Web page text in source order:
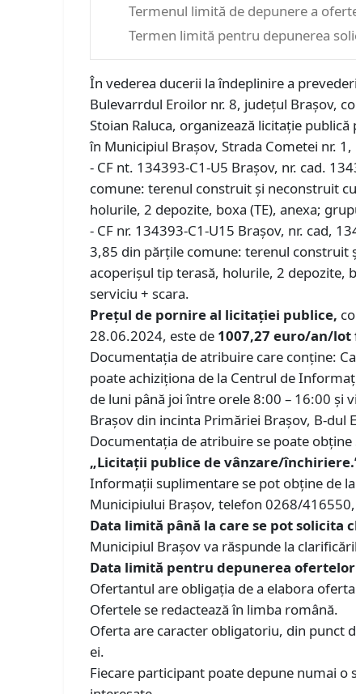
Termenul limită de depunere a
Termen limită pentru depunerea
În vederea ducerii la îndeplinire a
Bulevarrdul Eroilor nr. 8, județul Brașov,
Stoian Raluca, organizează licitație
în Municipiul Brașov, Strada Cometei nr.
- CF nt. 134393-C1-U5 Brașov, nr. cad.
comune: terenul construit și neconstruit
holurile, 2 depozite, boxa (TE), anexa;
- CF nr. 134393-C1-U15 Brașov, nr. cad,
3,85 din părțile comune: terenul construit
acoperișul tip terasă, holurile, 2 depozite,
serviciu + scara.
Prețul de pornire al licitației publice,
28.06.2024, este de 1007,27 euro/an/lot
Documentația de atribuire care conține:
poate achiziționa de la Centrul de
de luni până joi între orele 8:00 – 16:00 și
Brașov din incinta Primăriei Brașov, B-dul
Documentația de atribuire se poate
„Licitații publice de vânzare/
Informații suplimentare se pot obține de
Municipiului Brașov, telefon 0268/
Data limită până la care se pot solicita
Municipiul Brașov va răspunde la
Data limită pentru depunerea ofertelor
Ofertantul are obligația de a elabora
Ofertele se redactează în limba română.
Oferta are caracter obligatoriu, din punct
ei.
Fiecare participant poate depune numai